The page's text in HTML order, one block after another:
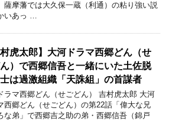
薩摩藩では大久保一蔵（利通）の粘り強い説
いあっ …
村虎太郎】大河ドラマ西郷どん（せ
）で西郷信吾と一緒にいた土佐脱
は過激組織「天誅組」の首謀者
ラマ西郷どん（せごどん） 吉村虎太郎 大河
西郷どん（せごどん）の第22話「偉大な兄
な弟」で西郷吉之助の弟・西郷信吾（錦戸